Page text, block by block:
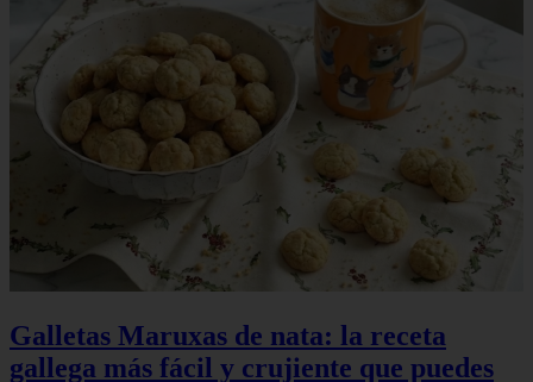
Galletas Maruxas de nata: la receta
gallega más fácil y crujiente que puedes